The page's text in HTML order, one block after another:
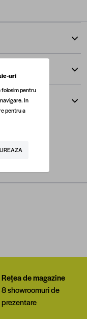
Rețea de magazine
8 showroomuri de
prezentare
uri
pentru
In
pentru a